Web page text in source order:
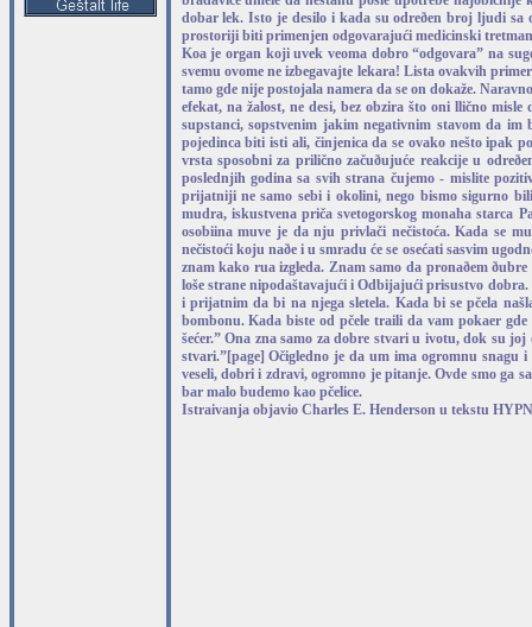
dobar lek. Isto je desilo i kada su odreðen broj ljudi sa
prostoriji biti primenjen odgovarajući medicinski
Ko‍a je organ koji uvek veoma dobro “odgovara” na
svemu ovome ne izbegavajte lekara! Lista ovakvih
tamo gde nije postojala namera da se on dokaže.
efekat, na ‍žalost, ne desi, bez obzira što oni llično
supstanci, sopstvenim jakim negativnim stavom da
pojedinca biti isti ali, činjenica da se ovako nešto ipak
vrsta sposobni za prilično začuðujuće reakcije u
poslednjih godina sa svih strana čujemo - mislite
prijatniji ne samo sebi i okolini, nego bismo sigurno
mudra, iskustvena priča svetogorskog monaha starca
osobiina muve je da nju privlači nečistoća. Kada se
nečistoći koju naðe i u smradu će se osećati sasvim
znam kako ru‍a izgleda. Znam samo da pronaðem
loše strane nipodaštavajući i Odbijajući prisustvo
i prijatnim da bi na njega sletela. Kada bi se pčela
bombonu. Kada biste od pčele tra‍ili da vam poka‍er
šećer.” Ona zna samo za dobre stvari u ‍ivotu, dok su
stvari.”[page] Očigledno je da um ima ogromnu snagu
veseli, dobri i zdravi, ogromno je pitanje. Ovde smo ga
bar malo budemo kao pčelice.
Istra‍ivanja objavio Charles E. Henderson u tekstu